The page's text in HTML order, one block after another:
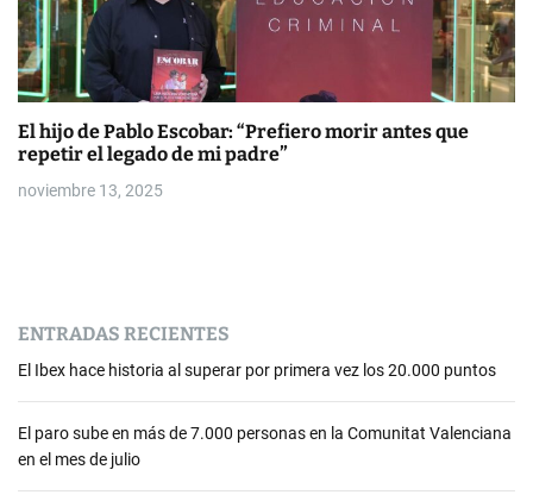
El hijo de Pablo Escobar: “Prefiero morir antes que
repetir el legado de mi padre”
noviembre 13, 2025
ENTRADAS RECIENTES
El Ibex hace historia al superar por primera vez los 20.000 puntos
El paro sube en más de 7.000 personas en la Comunitat Valenciana
en el mes de julio